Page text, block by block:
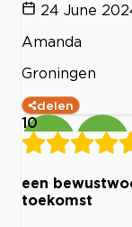
24 June
Amanda
Groningen
delen
10
een
toekomst